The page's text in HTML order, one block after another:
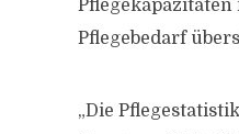
Pflegebedarf
„Die